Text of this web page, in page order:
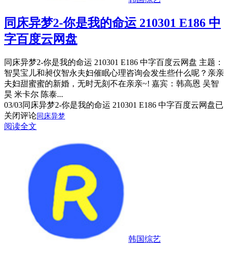
同床异梦2-你是我的命运 210301 E186 中
字百度云网盘
同床异梦2-你是我的命运 210301 E186 中字百度云网盘 主题：
智昊宝儿和昶仪智永夫妇催眠心理咨询会发生些什么呢？亲亲
夫妇甜蜜蜜的新婚，无时无刻不在亲亲~! 嘉宾：韩高恩 吴智
昊 米卡尔 陈泰...
03/03同床异梦2-你是我的命运 210301 E186 中字百度云网盘已
关闭评论 同床异梦
阅读全文
韩国综艺